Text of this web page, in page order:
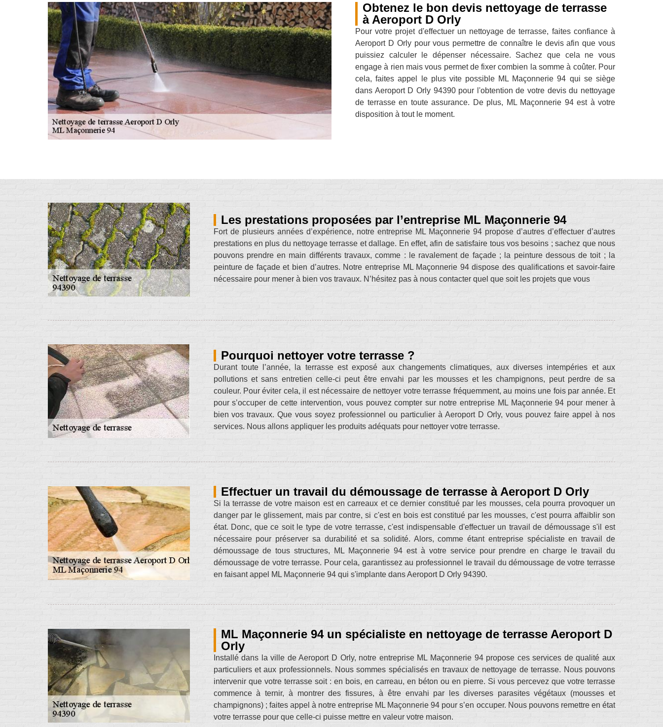
Obtenez le bon devis nettoyage de terrasse
à Aeroport D Orly
Pour votre projet d'effectuer un nettoyage de terrasse, faites confiance à
Aeroport D Orly pour vous permettre de connaître le devis afin que vous
puissiez calculer le dépenser nécessaire. Sachez que cela ne vous
engage à rien mais vous permet de fixer combien la somme à coûter. Pour
cela, faites appel le plus vite possible ML Maçonnerie 94 qui se siège
dans Aeroport D Orly 94390 pour l'obtention de votre devis du nettoyage
de terrasse en toute assurance. De plus, ML Maçonnerie 94 est à votre
disposition à tout le moment.
Les prestations proposées par l’entreprise ML Maçonnerie 94
Fort de plusieurs années d’expérience, notre entreprise ML Maçonnerie 94 propose d’autres d’effectuer d’autres
prestations en plus du nettoyage terrasse et dallage. En effet, afin de satisfaire tous vos besoins ; sachez que nous
pouvons prendre en main différents travaux, comme : le ravalement de façade ; la peinture dessous de toit ; la
peinture de façade et bien d’autres. Notre entreprise ML Maçonnerie 94 dispose des qualifications et savoir-faire
nécessaire pour mener à bien vos travaux. N’hésitez pas à nous contacter quel que soit les projets que vous
Pourquoi nettoyer votre terrasse ?
Durant toute l’année, la terrasse est exposé aux changements climatiques, aux diverses intempéries et aux
pollutions et sans entretien celle-ci peut être envahi par les mousses et les champignons, peut perdre de sa
couleur. Pour éviter cela, il est nécessaire de nettoyer votre terrasse fréquemment, au moins une fois par année. Et
pour s’occuper de cette intervention, vous pouvez compter sur notre entreprise ML Maçonnerie 94 pour mener à
bien vos travaux. Que vous soyez professionnel ou particulier à Aeroport D Orly, vous pouvez faire appel à nos
services. Nous allons appliquer les produits adéquats pour nettoyer votre terrasse.
Effectuer un travail du démoussage de terrasse à Aeroport D Orly
Si la terrasse de votre maison est en carreaux et ce dernier constitué par les mousses, cela pourra provoquer un
danger par le glissement, mais par contre, si c'est en bois est constitué par les mousses, c'est pourra affaiblir son
état. Donc, que ce soit le type de votre terrasse, c'est indispensable d'effectuer un travail de démoussage s'il est
nécessaire pour préserver sa durabilité et sa solidité. Alors, comme étant entreprise spécialiste en travail de
démoussage de tous structures, ML Maçonnerie 94 est à votre service pour prendre en charge le travail du
démoussage de votre terrasse. Pour cela, garantissez au professionnel le travail du démoussage de votre terrasse
en faisant appel ML Maçonnerie 94 qui s'implante dans Aeroport D Orly 94390.
ML Maçonnerie 94 un spécialiste en nettoyage de terrasse Aeroport D
Orly
Installé dans la ville de Aeroport D Orly, notre entreprise ML Maçonnerie 94 propose ces services de qualité aux
particuliers et aux professionnels. Nous sommes spécialisés en travaux de nettoyage de terrasse. Nous pouvons
intervenir que votre terrasse soit : en bois, en carreau, en béton ou en pierre. Si vous percevez que votre terrasse
commence à ternir, à montrer des fissures, à être envahi par les diverses parasites végétaux (mousses et
champignons) ; faites appel à notre entreprise ML Maçonnerie 94 pour s’en occuper. Nous pouvons remettre en état
votre terrasse pour que celle-ci puisse mettre en valeur votre maison.